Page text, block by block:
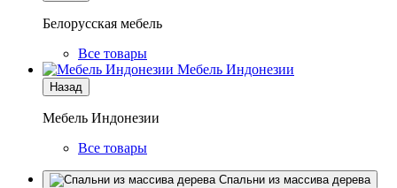
Белорусская мебель
Все товары
Мебель Индонезии
Назад
Мебель Индонезии
Все товары
Спальни из массива дерева